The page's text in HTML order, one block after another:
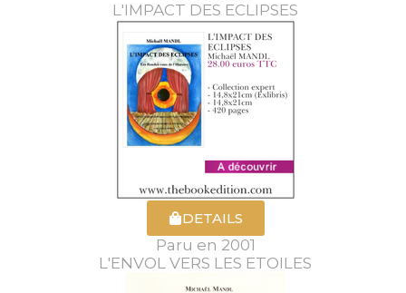
L'IMPACT DES ECLIPSES
DETAILS
Paru en 2001
L'ENVOL VERS LES ETOILES